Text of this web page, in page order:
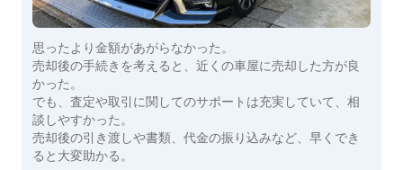
思ったより金額があがらなかった。
売却後の手続きを考えると、近くの車屋に売却した方が良
かった。
でも、査定や取引に関してのサポートは充実していて、相
談しやすかった。
売却後の引き渡しや書類、代金の振り込みなど、早くでき
ると大変助かる。